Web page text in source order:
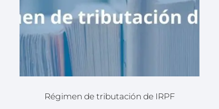
Régimen de tributación de IRPF